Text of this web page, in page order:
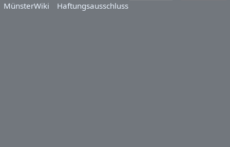
MünsterWiki
Haftungsausschluss